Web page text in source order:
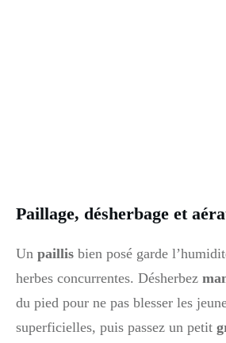
Paillage, désherbage et
Un paillis bien posé garde
herbes concurrentes. Désherbez
du pied pour ne pas blesser les
superficielles, puis passez un petit